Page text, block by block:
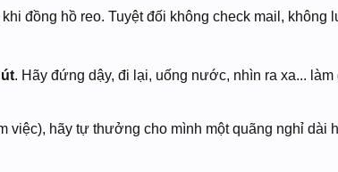
đồng hồ reo. Tuyệt đối không check mail, không
. Hãy đứng dậy, đi lại, uống nước, nhìn ra xa...
việc), hãy tự thưởng cho mình một quãng nghỉ dài